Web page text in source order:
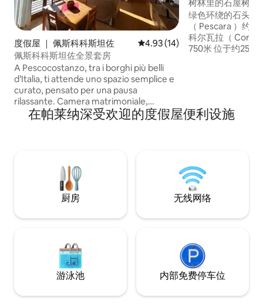
度假屋 ｜ 佩斯科科斯坦佐 平均评分 4.93 分（满分 5 分）
4.93 (14)
佩斯科科斯坦佐全景套房
A Pescocostanzo, tra i borghi più belli
d’Italia, ti attende uno spazio semplice e
curato, pensato per una pausa
rilassante. Camera matrimoniale,
soggiorno con cucina completa, TV 55” e
Wi-Fi, bagno con ampio box doccia e
Roccaraso a 10 min, Rivisondoli a 5 min,
ciclopedonale a 2 min.
树林里的石屋树林
绿色环绕的石头和
（ Pescara ）约
科尔瓦拉（
750米 位于约25000平方米的森林中心地
公里洗衣公园30公
在帕莱纳深受欢迎的度假屋便利设施
厨房 无线网络
游泳池 内部免费停车位